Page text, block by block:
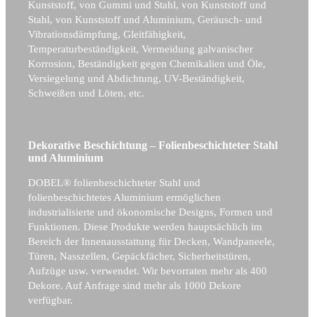
Kunststoff, von Gummi und Stahl, von Kunststoff und
Stahl, von Kunststoff und Aluminium, Geräusch- und
Vibrationsdämpfung, Gleitfähigkeit,
Temperaturbeständigkeit, Vermeidung galvanischer
Korrosion, Beständigkeit gegen Chemikalien und Öle,
Versiegelung und Abdichtung, UV-Beständigkeit,
Schweißen und Löten, etc.
Dekorative Beschichtung – Folienbeschichteter Stahl
und Aluminium
DOBEL® folienbeschichteter Stahl und
folienbeschichtetes Aluminium ermöglichen
industrialisierte und ökonomische Designs, Formen und
Funktionen. Diese Produkte werden hauptsächlich im
Bereich der Innenausstattung für Decken, Wandpaneele,
Türen, Nasszellen, Gepäckfächer, Sicherheitstüren,
Aufzüge usw. verwendet. Wir bevorraten mehr als 400
Dekore. Auf Anfrage sind mehr als 1000 Dekore
verfügbar.